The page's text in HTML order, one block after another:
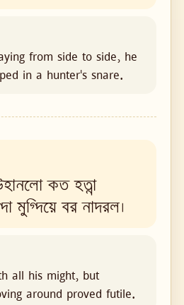
from side to side, he
in a hunter's snare.
কত হত্না
মুগ্দিয়ে বর নাদরল।
all his might, but
around proved futile.